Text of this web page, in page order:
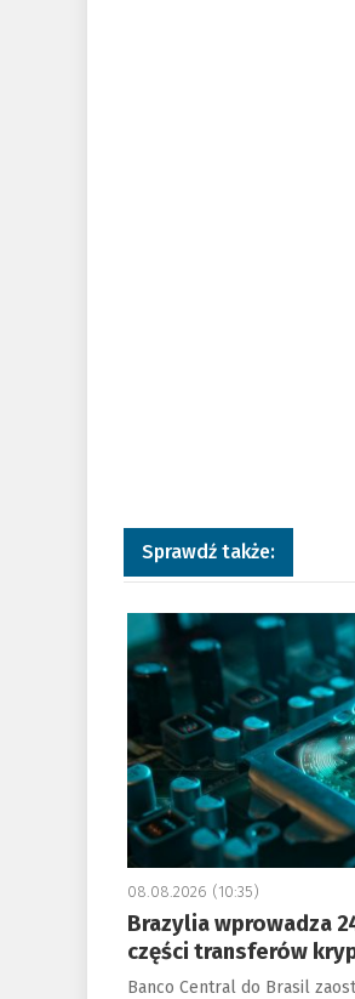
Sprawdź także:
a
08.08.2026 (10:35)
Brazylia wprowadza
części transferów
Banco Central do Brasil